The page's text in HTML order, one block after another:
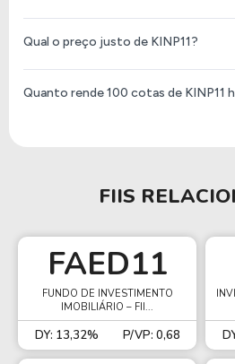
Qual o preço justo de KINP11?
Quanto rende 100 cotas de KINP11
FIIS
FAED11
FUNDO DE INVESTIMENTO
IMOBILIÁRIO – FII...
DY: 13,32% P/VP: 0,68